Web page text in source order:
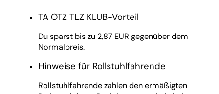
TA OTZ TLZ KLUB-Vorteil
Du sparst bis zu 2,87 EUR gegenüber dem
Normalpreis.
Hinweise für Rollstuhlfahrende
Rollstuhlfahrende zahlen den ermäßigten